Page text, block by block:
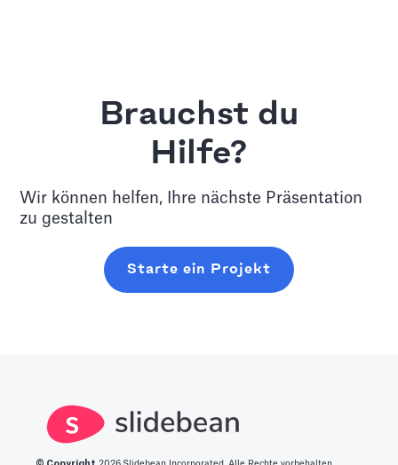
Brauchst du
Hilfe?
Wir können helfen, Ihre nächste Präsentation
zu gestalten
Starte ein Projekt